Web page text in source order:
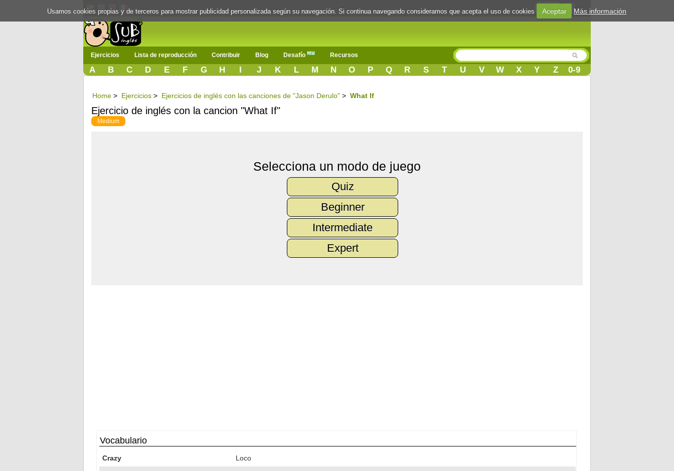
Login
Ejercicios Lista de reproducción Contribuir Blog Desafío Recursos
A B C D E F G H I J K L M N O P Q R S T U V W X Y Z 0-9
Home > Ejercicios > Ejercicios de inglés con las canciones de "Jason Derulo" > What If
Ejercicio de inglés con la cancion "What If"
Medium
Selecciona un modo de juego
Quiz
Beginner
Intermediate
Expert
Vocabulario
Crazy Loco
Usamos cookies propias y de terceros para mostrar publicidad personalizada según su navegación. Si continua navegando consideramos que acepta el uso de cookies Aceptar Más información